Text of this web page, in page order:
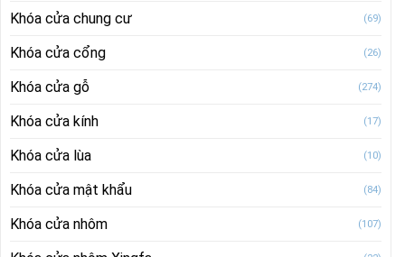
Khóa cửa chung cư (69)
Khóa cửa cổng (26)
Khóa cửa gỗ (274)
Khóa cửa kính (17)
Khóa cửa lùa (10)
Khóa cửa mật khẩu (84)
Khóa cửa nhôm (107)